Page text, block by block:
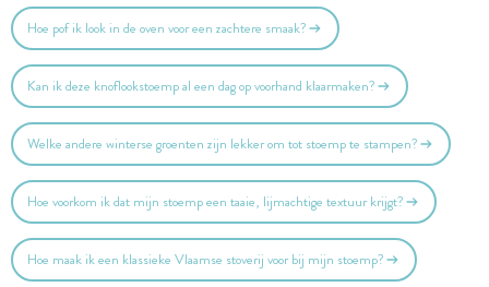
Hoe pof ik look in de oven voor een zachtere smaak?
Kan ik deze knoflookstoemp al een dag op voorhand klaarmaken?
Welke andere winterse groenten zijn lekker om tot stoemp te stampen?
Hoe voorkom ik dat mijn stoemp een taaie, lijmachtige textuur krijgt?
Hoe maak ik een klassieke Vlaamse stoverij voor bij mijn stoemp?